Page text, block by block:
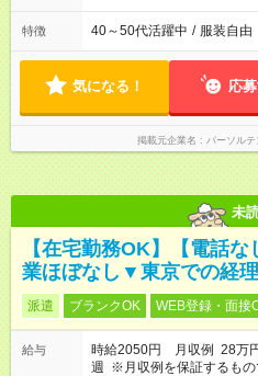
特徴 40～50代活躍中 / 服装自由
気になる！ 応
掲載元企業名 パーソルテ
未
【在宅勤務OK】【電話
業ほぼなし▼東京での経
派遣 ブランクOK WEB登録・面接
給与
時給2050円 月収例 28万
週 ※月収例を保証するも